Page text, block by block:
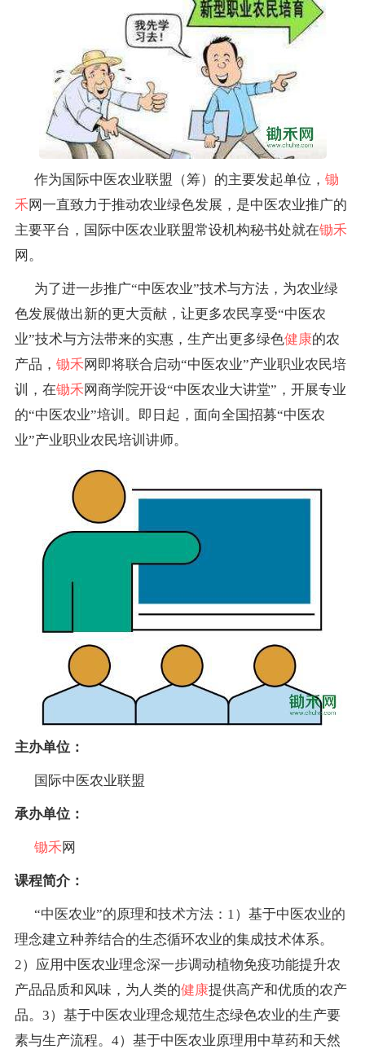
作为国际中医农业联盟（筹）的主要发起单位， 锄
禾网一直致力于推动农业绿色发展，是中医农业推广的
主要平台，国际中医农业联盟常设机构秘书处就在锄禾
网。
为了进一步推广“中医农业”技术与方法，为农业绿
色发展做出新的更大贡献，让更多农民享受“中医农
业”技术与方法带来的实惠，生产出更多绿色健康的农
产品， 锄禾网即将联合启动“中医农业”产业职业农民培
训，在锄禾网商学院开设“中医农业大讲堂”，开展专业
的“中医农业”培训。即日起，面向全国招募“中医农
业”产业职业农民培训讲师。
主办单位：
国际中医农业联盟
承办单位：
锄禾网
课程简介：
“中医农业”的原理和技术方法：1）基于中医农业的
理念建立种养结合的生态循环农业的集成技术体系。
2）应用中医农业理念深一步调动植物免疫功能提升农
产品品质和风味，为人类的健康提供高产和优质的农产
品。3）基于中医农业理念规范生态绿色农业的生产要
素与生产流程。4）基于中医农业原理用中草药和天然